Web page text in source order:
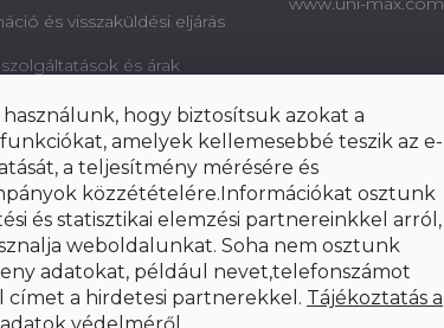
hogy biztosítsuk azokat a
amelyek kellemesebbé teszik az e-
a teljesítmény mérésére és
közzétételére.Információkat osztunk
és statisztikai elemzési partnereinkkel arról,
weboldalunkat. Soha nem osztunk
adatokat, például nevet,telefonszámot
címet a hirdetesi partnerekkel. Tájékoztatás a
és visszaküldési eljárás
szolgáltatások és árak
a fogyasztók
a szerződéstől való